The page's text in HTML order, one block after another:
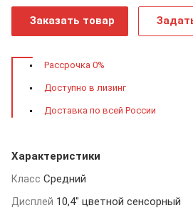
Заказать товар
Рассрочка 0%
Доступно в лизинг
Доставка по всей России
Характеристики
Класс Средний
Дисплей 10,4" цветной сенсорный